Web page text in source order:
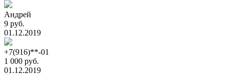
Андрей
9 руб.
01.12.2019
+7(916)**-01
1 000 руб.
01.12.2019